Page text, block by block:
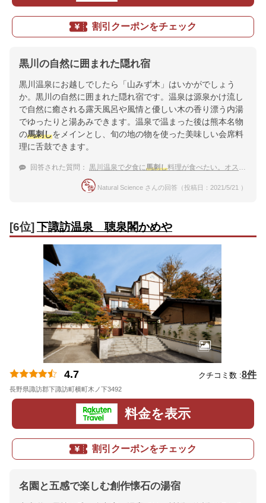
割引クーポンをチェック
黒川の自然に囲まれた隠れ宿
黒川温泉にお越しでしたら「山みず木」はいかがでしょう
か。黒川の自然に囲まれた隠れ宿です。温泉は源泉かけ流し
で自然に癒される露天風呂や風情と優しい木の香り漂う内湯
でゆったりと湯あみできます。温泉で温まった後は熊本名物
の馬刺しをメインとし、旬の地の物を使った美味しい会席料
理に舌鼓できます。
回答された質問： 黒川温泉で夕食に馬刺し料理が食べたい。オススメの宿を教えて！
Natural Science さんの回答（投稿日：2021/5/21 ）
[6位] 下諏訪温泉 聴泉閣かめや
4.7 クチコミ数 :8件
長野県諏訪郡下諏訪町横町木ノ下3492
料金を表示
割引クーポンをチェック
名園と五感で楽しむ創作懐石の湯宿